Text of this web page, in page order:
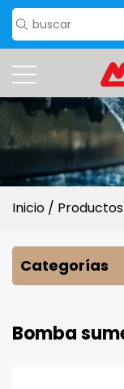
Inicio / Productos
Categorías
Bomba